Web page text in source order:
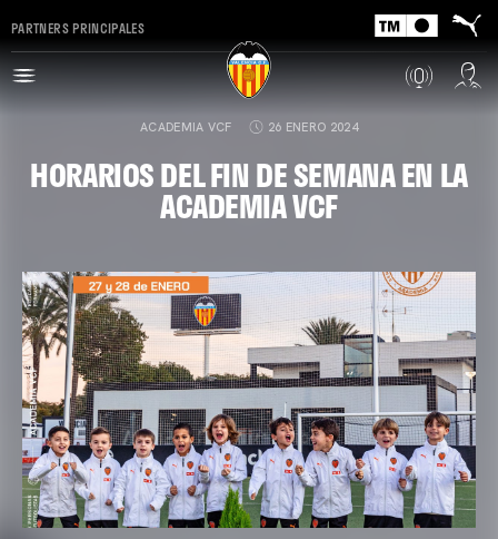
PARTNERS PRINCIPALES
ACADEMIA VCF 26 ENERO 2024
HORARIOS DEL FIN DE SEMANA EN LA
ACADEMIA VCF